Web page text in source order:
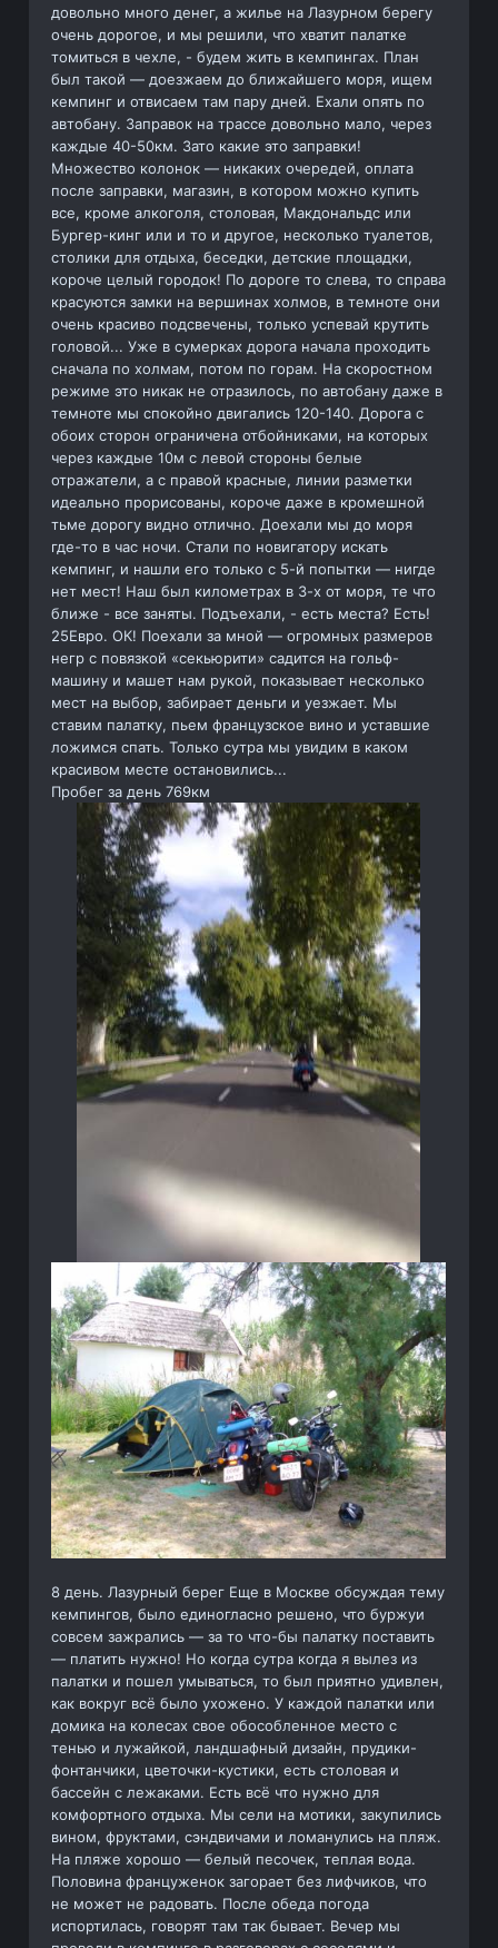
довольно много денег, а жилье на Лазурном берегу
очень дорогое, и мы решили, что хватит палатке
томиться в чехле, - будем жить в кемпингах. План
был такой — доезжаем до ближайшего моря, ищем
кемпинг и отвисаем там пару дней. Ехали опять по
автобану. Заправок на трассе довольно мало, через
каждые 40-50км. Зато какие это заправки!
Множество колонок — никаких очередей, оплата
после заправки, магазин, в котором можно купить
все, кроме алкоголя, столовая, Макдональдс или
Бургер-кинг или и то и другое, несколько туалетов,
столики для отдыха, беседки, детские площадки,
короче целый городок! По дороге то слева, то справа
красуются замки на вершинах холмов, в темноте они
очень красиво подсвечены, только успевай крутить
головой... Уже в сумерках дорога начала проходить
сначала по холмам, потом по горам. На скоростном
режиме это никак не отразилось, по автобану даже в
темноте мы спокойно двигались 120-140. Дорога с
обоих сторон ограничена отбойниками, на которых
через каждые 10м с левой стороны белые
отражатели, а с правой красные, линии разметки
идеально прорисованы, короче даже в кромешной
тьме дорогу видно отлично. Доехали мы до моря
где-то в час ночи. Стали по новигатору искать
кемпинг, и нашли его только с 5-й попытки — нигде
нет мест! Наш был километрах в 3-х от моря, те что
ближе - все заняты. Подъехали, - есть места? Есть!
25Евро. ОК! Поехали за мной — огромных размеров
негр с повязкой «секьюрити» садится на гольф-
машину и машет нам рукой, показывает несколько
мест на выбор, забирает деньги и уезжает. Мы
ставим палатку, пьем французское вино и уставшие
ложимся спать. Только сутра мы увидим в каком
красивом месте остановились...
Пробег за день 769км
8 день. Лазурный берег Еще в Москве обсуждая тему
кемпингов, было единогласно решено, что буржуи
совсем зажрались — за то что-бы палатку поставить
— платить нужно! Но когда сутра когда я вылез из
палатки и пошел умываться, то был приятно удивлен,
как вокруг всё было ухожено. У каждой палатки или
домика на колесах свое обособленное место с
тенью и лужайкой, ландшафный дизайн, прудики-
фонтанчики, цветочки-кустики, есть столовая и
бассейн с лежаками. Есть всё что нужно для
комфортного отдыха. Мы сели на мотики, закупились
вином, фруктами, сэндвичами и ломанулись на пляж.
На пляже хорошо — белый песочек, теплая вода.
Половина француженок загорает без лифчиков, что
не может не радовать. После обеда погода
испортилась, говорят там так бывает. Вечер мы